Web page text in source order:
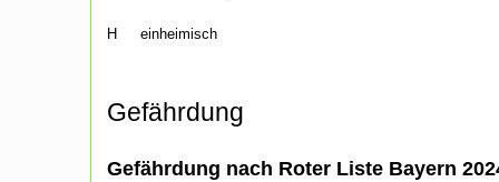
H einheimisch
Gefährdung
Gefährdung nach Roter Liste Bayern